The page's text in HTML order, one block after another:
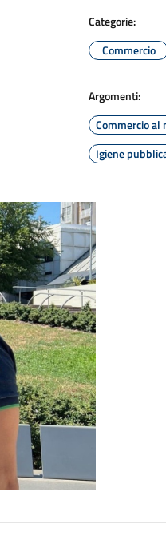
Categorie:
Commercio
Argomenti:
Commercio al
Igiene